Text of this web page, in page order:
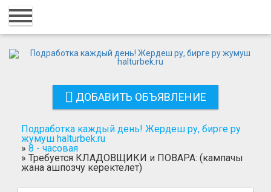
Главная
Добавить объявление
Поиск
ДОБАВИТЬ ОБЪЯВЛЕНИЕ
Подработка каждый день! Жердеш ру, бирге ру
жумуш halturbek.ru
» 8 - часовая
» Требуется КЛАДОВЩИКИ и ПОВАРА: (кампачы
жана ашпозчу керектелет)